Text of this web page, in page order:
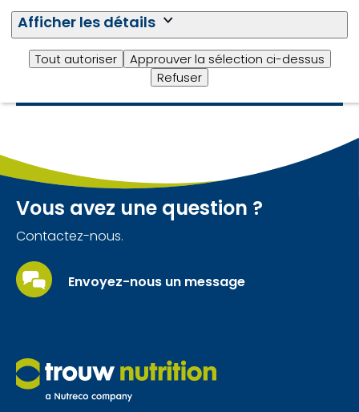
Afficher les détails
Tout autoriser
Approuver la sélection ci-dessus
Refuser
exigeantes (par ex. : l’établissement d’un profil
ADN) en raison de modes d’action pertinents
et d’une efficacité particulière dans le rumen.
Cet article compile les principaux résultats de
Vous avez une question ?
Contactez-nous.
Envoyez-nous un message